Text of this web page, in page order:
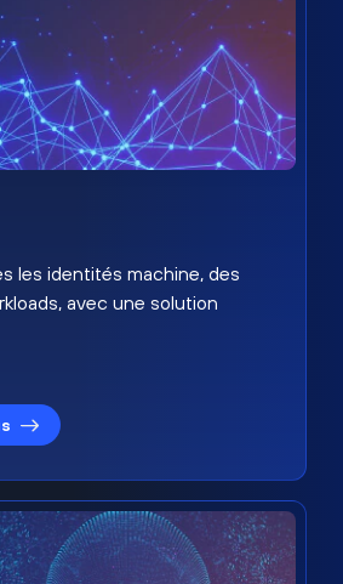
les identités machine, des
avec une solution